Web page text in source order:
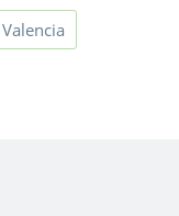
Valencia